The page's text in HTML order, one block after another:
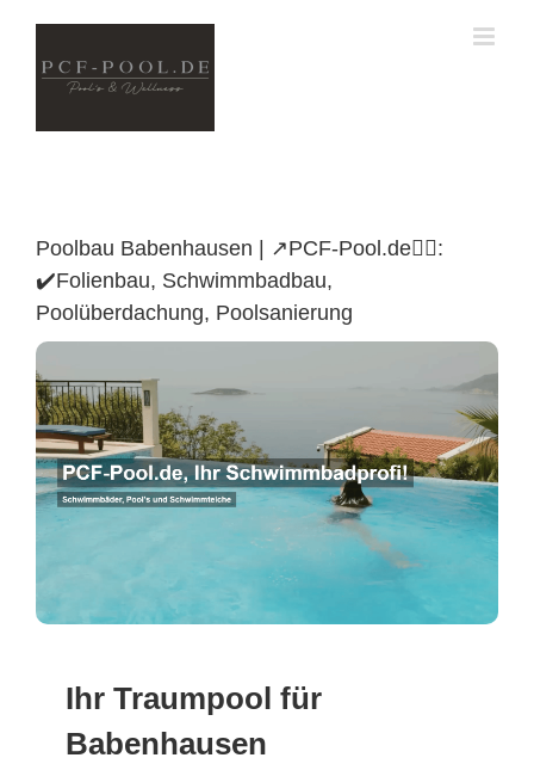
content
Poolbau Babenhausen | ↗️PCF-Pool.de🏊🏼:
✔️Folienbau, Schwimmbadbau,
Poolüberdachung, Poolsanierung
Ihr Traumpool für
Babenhausen